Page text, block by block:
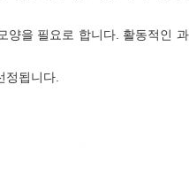
을 필요로 합니다. 활동적인
됩니다.